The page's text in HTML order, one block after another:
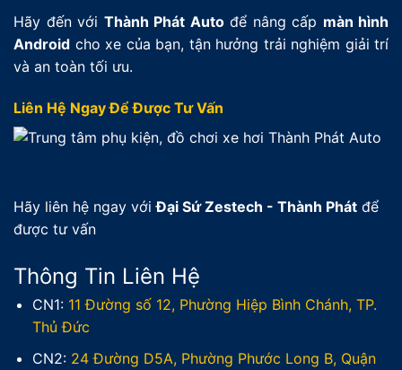
Hãy đến với Thành Phát Autođể nâng cấp màn hình
Android cho xe của bạn, tận hưởng trải nghiệm giải trí
và an toàn tối ưu.
Liên Hệ Ngay Để Được Tư Vấn
Hãy liên hệ ngay vớiĐại Sứ Zestech - Thành Phát để
được tư vấn
Thông Tin Liên Hệ
CN1: 11 Đường số 12, Phường Hiệp Bình Chánh, TP.
Thủ Đức
CN2: 24 Đường D5A, Phường Phước Long B, Quận